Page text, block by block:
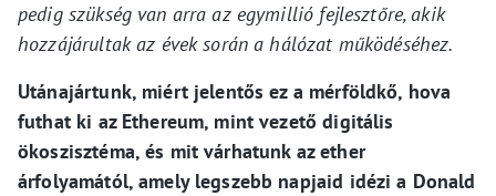
pedig szükség van arra az egymillió fejlesztőre, akik
hozzájárultak az évek során a hálózat működéséhez.
Utánajártunk, miért jelentős ez a mérföldkő, hova
futhat ki az Ethereum, mint vezető digitális
ökoszisztéma, és mit várhatunk az ether
árfolyamától, amely legszebb napjaid idézi a Donald